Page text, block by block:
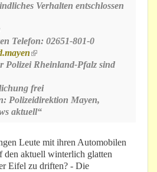
Verhalten entschlossen
Telefon: 02651-801-0
(link is external)
Polizei Rheinland-Pfalz sind
frei
Polizeidirektion Mayen,
aktuell“
Leute mit ihren Automobilen
den aktuell winterlich glatten
Eifel zu driften? - Die